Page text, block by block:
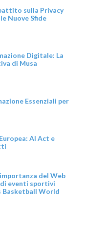
sulla Privacy
Nuove Sfide
Digitale: La
di Musa
Essenziali per
AI Act e
del Web
eventi sportivi
Basketball World